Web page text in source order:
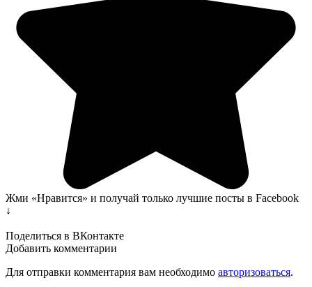
Жми «Нравится» и получай только лучшие посты в Facebook
↓
Поделиться в ВКонтакте
Добавить комментарии
Для отправки комментария вам необходимо авторизоваться.